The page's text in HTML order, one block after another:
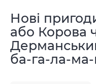
Новi
або Корова
ба-га-ла-ма-